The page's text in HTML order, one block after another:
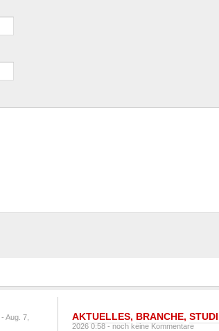
- Aug. 7,
AKTUELLES, BRANCHE,
2026 0:58 -noch keine Kommentare